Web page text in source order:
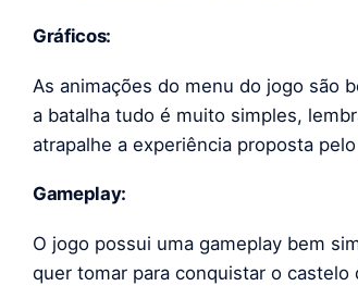
Gráficos:
As animações do menu do jogo são
a batalha tudo é muito simples,
atrapalhe a experiência proposta
Gameplay:
O jogo possui uma gameplay bem
quer tomar para conquistar o castelo